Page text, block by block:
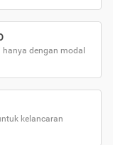
dengan modal
kelancaran